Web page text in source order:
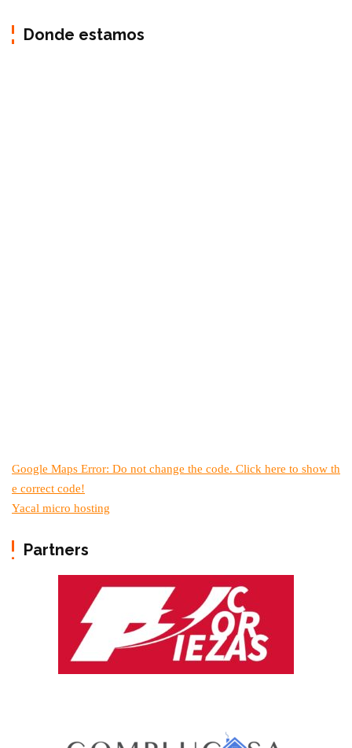
Donde estamos
Google Maps Error: Do not change the code. Click here to show th
e correct code!
Yacal micro hosting
Partners